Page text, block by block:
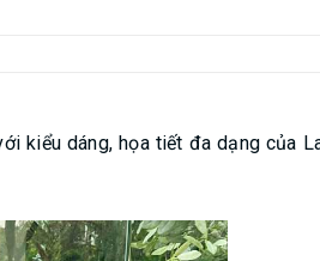
kiểu dáng, họa tiết đa dạng của